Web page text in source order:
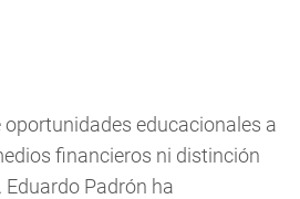
oportunidades educacionales a
financieros ni distinción
Eduardo Padrón ha